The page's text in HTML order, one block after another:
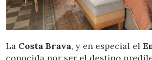
La Costa Brava, y en especial el